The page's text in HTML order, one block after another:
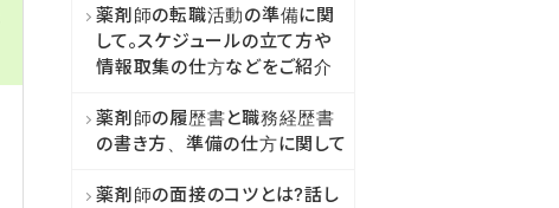
薬剤師の転職活動の準備に関
して。スケジュールの立て方や
情報取集の仕方などをご紹介
薬剤師の履歴書と職務経歴書
の書き方、準備の仕方に関して
薬剤師の面接のコツとは?話し